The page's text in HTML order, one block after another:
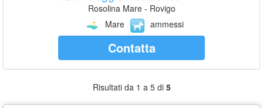
Rosolina Mare - Rovigo
Mare
ammessi
Contatta
Risultati da 1 a 5 di 5